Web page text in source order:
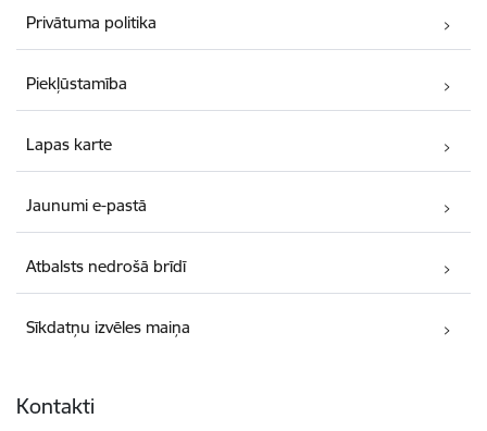
Privātuma politika
Piekļūstamība
Lapas karte
Jaunumi e-pastā
Atbalsts nedrošā brīdī
Sīkdatņu izvēles maiņa
Kontakti